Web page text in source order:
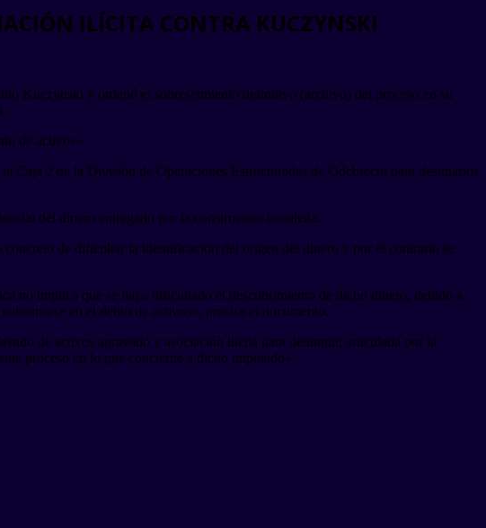
ILÍCITA CONTRA KUCZYNSKI
Kuczynski y ordenó el sobreseimiento definitivo (archivo) del proceso en su
de activos».
2 de la División de Operaciones Estructuradas de Odebrecht para destinarlos
del dinero entregado por la constructora brasileña.
de dificultar la identificación del origen del dinero y por el contrario se
no implica que se haya dificultado el descubrimiento de dicho dinero, debido a
en el delito de activos», precisa el documento.
de activos agravado y asociación ilícita para delinquir, articulada por la
proceso en lo que concierne a dicho imputado».